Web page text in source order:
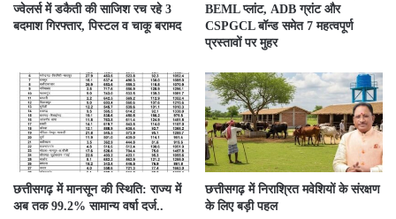
ज्वेलर्स में डकैती की साजिश रच रहे 3
बदमाश गिरफ्तार, पिस्टल व चाकू बरामद
BEML प्लांट, ADB ग्रांट और
CSPGCL बॉन्ड समेत 7 महत्वपूर्ण
प्रस्तावों पर मुहर
छत्तीसगढ़ में मानसून की स्थिति: राज्य में
अब तक 99.2% सामान्य वर्षा दर्ज..
छत्तीसगढ़ में निराश्रित मवेशियों के संरक्षण
के लिए बड़ी पहल